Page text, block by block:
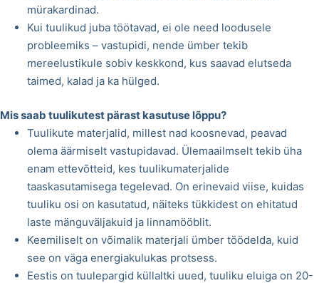
mürakardinad.
Kui tuulikud juba töötavad, ei ole need loodusele
probleemiks – vastupidi, nende ümber tekib
mereelustikule sobiv keskkond, kus saavad elutseda
taimed, kalad ja ka hülged.
Mis saab tuulikutest pärast kasutuse lõppu?
Tuulikute materjalid, millest nad koosnevad, peavad
olema äärmiselt vastupidavad. Ülemaailmselt tekib üha
enam ettevõtteid, kes tuulikumaterjalide
taaskasutamisega tegelevad. On erinevaid viise, kuidas
tuuliku osi on kasutatud, näiteks tükkidest on ehitatud
laste mänguväljakuid ja linnamööblit.
Keemiliselt on võimalik materjali ümber töödelda, kuid
see on väga energiakulukas protsess.
Eestis on tuulepargid küllaltki uued, tuuliku eluiga on 20-